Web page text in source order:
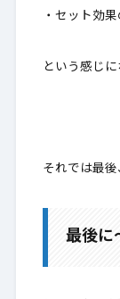
・セット効
という感じに
それでは最後
最後に